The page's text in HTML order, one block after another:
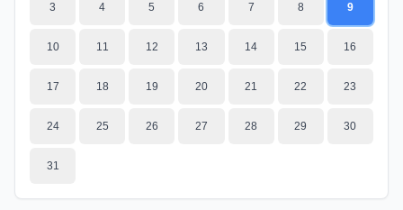
3 4 5 6 7 8 9
10 11 12 13 14 15 16
17 18 19 20 21 22 23
24 25 26 27 28 29 30
31